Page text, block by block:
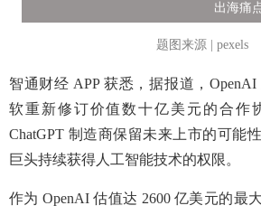
出海痛
题图来源 | pexels
智通财经 APP 获悉，据报道，
软重新修订价值数十亿美元的合作
ChatGPT 制造商保留未来上市的可能
巨头持续获得人工智能技术的权限。
作为 OpenAI 估值达 2600 亿美元的最